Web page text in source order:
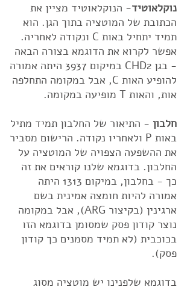
נוקלאוטיד- הנוקלאוטיד מציין את
הכתובת של המוטציה בתוך הגן. הוא
תמיד יתחיל באות C ונקודה לאחריה.
אפשר לקרוא את הדוגמא בצורה הבאה
- בגן CHD2 במיקום 3937 היתה אמורה
להופיע האות C, אבל במקומה התחלפה
אות, והאות T מופיעה במקומה.
חלבון - התיאור של החלבון תמיד מתיל
באות P ולאחריו נקודה. הרישום מסביר
את ההשפעה הצפויה של המוטציה על
החלבון. בדוגמא שלנו קוראים את זה
כך - בחלבון, במיקום 1313 היתה
אמורה להיות חומצה אמינית בשם
ארגינין (בקיצור ARG), אבל במקומה
נוצר קודון פסק שמסומן בדוגמא הזו
בכוכבית (לא תמיד מסמנים כך קודון
פסק).
בדוגמא שלפנינו יש מוטציה מסוג